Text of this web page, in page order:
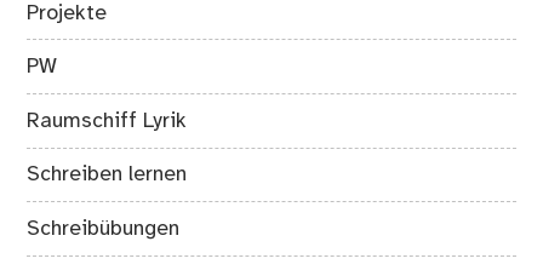
Projekte
PW
Raumschiff Lyrik
Schreiben lernen
Schreibübungen